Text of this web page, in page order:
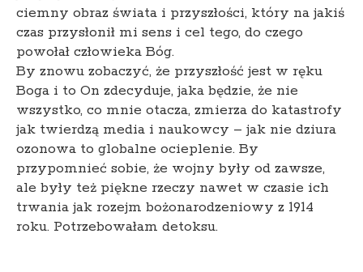
ciemny obraz świata i przyszłości, który na jakiś
czas przysłonił mi sens i cel tego, do czego
powołał człowieka Bóg.
By znowu zobaczyć, że przyszłość jest w ręku
Boga i to On zdecyduje, jaka będzie, że nie
wszystko, co mnie otacza, zmierza do katastrofy
jak twierdzą media i naukowcy – jak nie dziura
ozonowa to globalne ocieplenie. By
przypomnieć sobie, że wojny były od zawsze,
ale były też piękne rzeczy nawet w czasie ich
trwania jak rozejm bożonarodzeniowy z 1914
roku. Potrzebowałam detoksu.